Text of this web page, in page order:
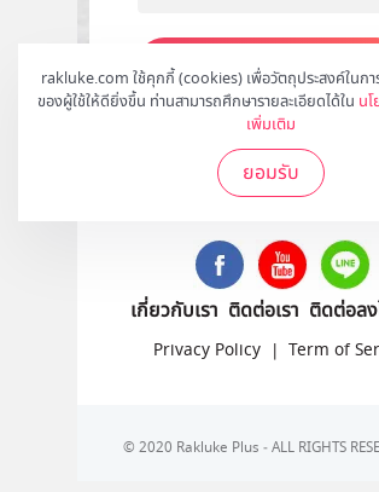
rakluke.com ใช้คุกกี้ (cookies) เพื่อวัตถุประสงค์ในก
ของผู้ใช้ให้ดียิ่งขึ้น ท่านสามารถศึกษารายละเอียดได้ใน น
เพิ่มเติม
ยอมรับ
สมัคร
ติดตามเราได้ที่
เกี่ยวกับเรา ติดต่อเรา ติดต่อล
Privacy Policy | Term of
© 2020 Rakluke Plus - ALL RIGHTS